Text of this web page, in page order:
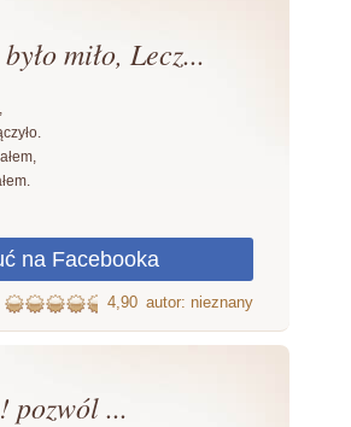
miło, Lecz...
4,90 autor: nieznany
pozwól ...